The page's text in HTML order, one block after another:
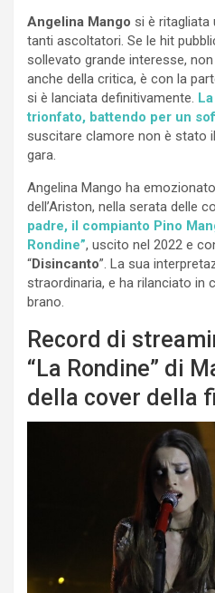
Angelina Mango si è ritagliata
tanti ascoltatori. Se le hit
sollevato grande interesse,
anche della critica, è con la
si è lanciata definitivamente.
trionfato, battendo per un
suscitare clamore non è stato
gara.
Angelina Mango ha
dell’Ariston, nella serata delle
padre, il compianto Pino
Rondine”, uscito nel 2022 e
“Disincanto”. La sua
straordinaria, e ha rilanciato in
brano.
Record di
“La Rondine” di
della cover della